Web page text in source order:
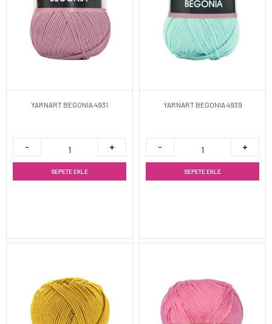
YARNART BEGONIA 4931
SEPETE EKLE
YARNART BEGONIA 4939
SEPETE EKLE